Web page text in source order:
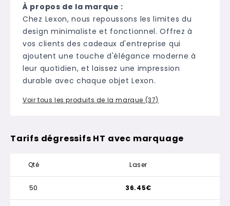
À propos de la marque :
Chez Lexon, nous repoussons les limites du
design minimaliste et fonctionnel. Offrez à
vos clients des cadeaux d'entreprise qui
ajoutent une touche d'élégance moderne à
leur quotidien, et laissez une impression
durable avec chaque objet Lexon.
Voir tous les produits de la marque (37)
Tarifs dégressifs HT avec marquage
Qté Laser
50 36.45€